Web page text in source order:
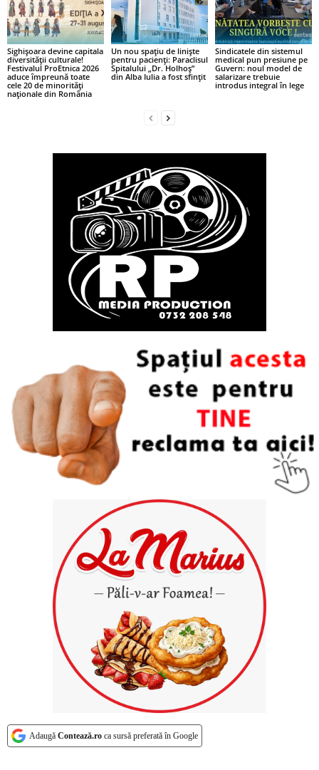
Sighișoara devine capitala
diversității culturale!
Festivalul ProEtnica 2026
aduce împreună toate
cele 20 de minorități
naționale din România
Un nou spațiu de liniște
pentru pacienți: Paraclisul
Spitalului „Dr. Holhoș”
din Alba Iulia a fost sfințit
Sindicatele din sistemul
medical pun presiune pe
Guvern: noul model de
salarizare trebuie
introdus integral în lege
Adaugă Contează.ro ca sursă preferată în Google